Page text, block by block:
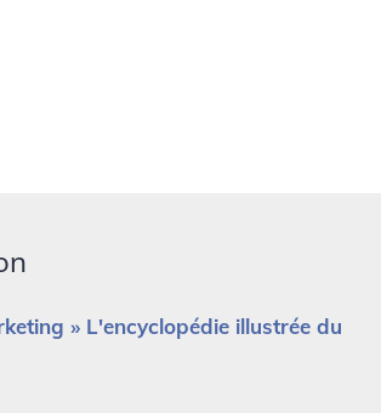
» L'encyclopédie illustrée du